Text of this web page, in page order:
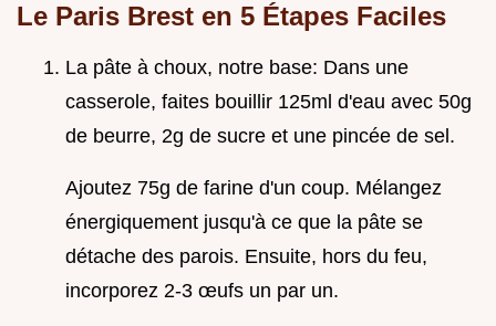
Le Paris Brest en 5 Étapes Faciles
La pâte à choux, notre base: Dans une
casserole, faites bouillir 125ml d'eau avec 50g
de beurre, 2g de sucre et une pincée de sel.
Ajoutez 75g de farine d'un coup. Mélangez
énergiquement jusqu'à ce que la pâte se
détache des parois. Ensuite, hors du feu,
incorporez 2-3 œufs un par un.